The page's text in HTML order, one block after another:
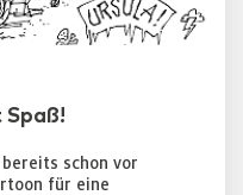
Spaß!
schon vor
für eine